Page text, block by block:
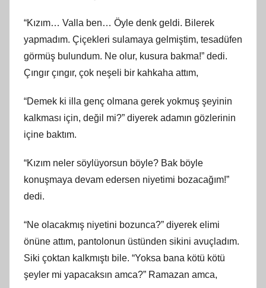
“Kızım… Valla ben… Öyle denk geldi. Bilerek
yapmadım. Çiçekleri sulamaya gelmiştim, tesadüfen
görmüş bulundum. Ne olur, kusura bakma!” dedi.
Çıngır çıngır, çok neşeli bir kahkaha attım,
“Demek ki illa genç olmana gerek yokmuş şeyinin
kalkması için, değil mi?” diyerek adamın gözlerinin
içine baktım.
“Kızım neler söylüyorsun böyle? Bak böyle
konuşmaya devam edersen niyetimi bozacağım!”
dedi.
“Ne olacakmış niyetini bozunca?” diyerek elimi
önüne attım, pantolonun üstünden sikini avuçladım.
Siki çoktan kalkmıştı bile. “Yoksa bana kötü kötü
şeyler mi yapacaksın amca?” Ramazan amca,